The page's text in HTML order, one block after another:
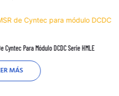
Cyntec Para Módulo DCDC Serie HMLE
MÁS